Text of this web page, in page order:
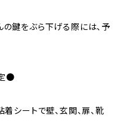
の鍵をぶら下げる際には、予
●
シートで壁、玄関、扉、靴